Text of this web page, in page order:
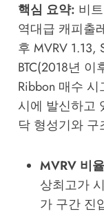
핵심 요약: 비
역대급 캐피출
후 MVRV 1.13,
BTC(2018년 이
Ribbon 매수
시에 발신하고
닥 형성기와
MVRV 비
상최고가
가 구간 진